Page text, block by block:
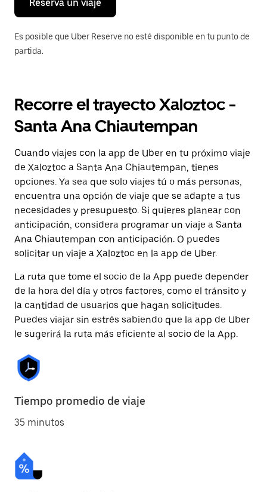
Reserva un viaje
Es posible que Uber Reserve no esté disponible en tu punto de
partida.
Recorre el trayecto Xaloztoc -
Santa Ana Chiautempan
Cuando viajes con la app de Uber en tu próximo viaje
de Xaloztoc a Santa Ana Chiautempan, tienes
opciones. Ya sea que solo viajes tú o más personas,
encuentra una opción de viaje que se adapte a tus
necesidades y presupuesto. Si quieres planear con
anticipación, considera programar un viaje a Santa
Ana Chiautempan con anticipación. O puedes
solicitar un viaje a Xaloztoc en la app de Uber.
La ruta que tome el socio de la App puede depender
de la hora del día y otros factores, como el tránsito y
la cantidad de usuarios que hagan solicitudes.
Puedes viajar sin estrés sabiendo que la app de Uber
le sugerirá la ruta más eficiente al socio de la App.
Tiempo promedio de viaje
35 minutos